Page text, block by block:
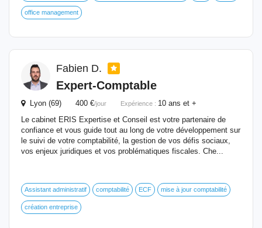
office management
Fabien D.
Expert-Comptable
Lyon (69) 400 €/jour Expérience : 10 ans et +
Le cabinet ERIS Expertise et Conseil est votre partenaire de
confiance et vous guide tout au long de votre développement sur
le suivi de votre comptabilité, la gestion de vos défis sociaux,
vos enjeux juridiques et vos problématiques fiscales. Che...
Assistant administratif comptabilité ECF mise à jour comptabilité
création entreprise